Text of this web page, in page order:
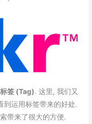
标签 (Tag). 这里, 我们又
到运用标签带来的好处.
带来了很大的方便.